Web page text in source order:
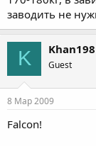
заводить не
K Guest
8 Мар 2009
Falcon!